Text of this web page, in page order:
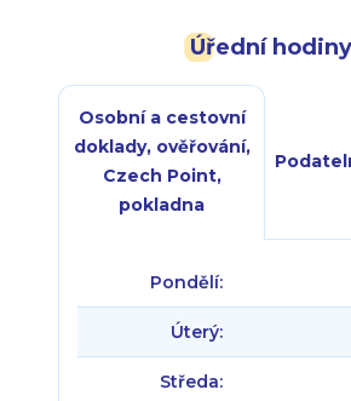
Úřední hodiny
Osobní a cestovní
doklady, ověřování,
Czech Point,
pokladna
Pondělí:
Úterý:
Středa: